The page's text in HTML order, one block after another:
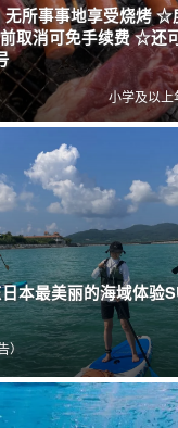
无所事事地享受烧烤 ☆
取消可免手续费 ☆还
小学及以上
本最美丽的海域体验
）